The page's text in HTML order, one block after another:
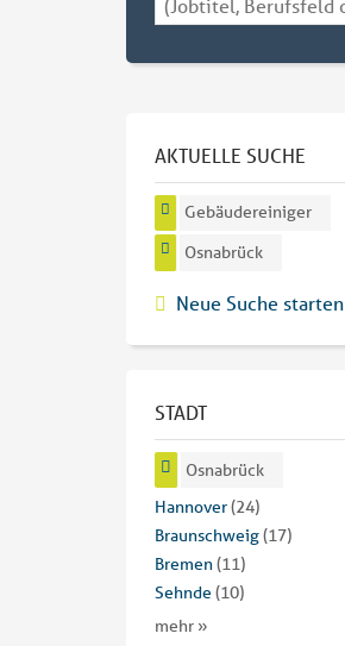
AKTUELLE SUCHE
Gebäudereiniger
Osnabrück
Neue Suche starten
STADT
Osnabrück
Hannover(24)
Braunschweig(17)
Bremen(11)
Sehnde (10)
mehr »